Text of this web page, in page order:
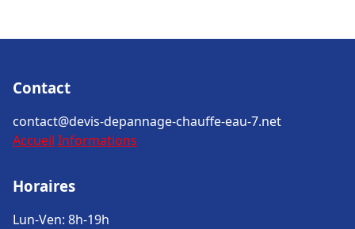
Contact
contact@devis-depannage-chauffe-eau-7.net
Accueil Informations
Horaires
Lun-Ven: 8h-19h